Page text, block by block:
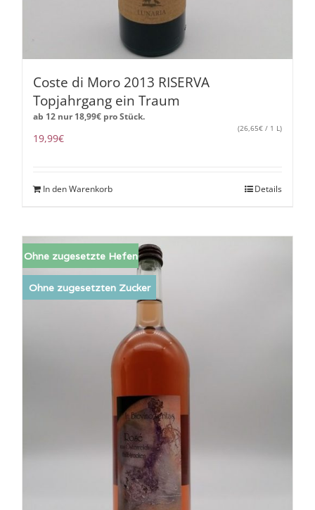
Coste di Moro 2013 RISERVA
Topjahrgang ein Traum
ab 12 nur 18,99€ pro Stück.
19,99€
(26,65€/ 1 L)
In den Warenkorb Details
Ohne zugesetzte Hefen
Ohne zugesetzten Zucker